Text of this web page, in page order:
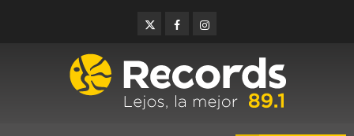
TwitterFacebookInstagram